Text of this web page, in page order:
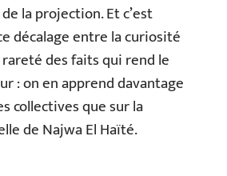
la projection. Et c’est
décalage entre la curiosité
des faits qui rend le
: on en apprend davantage
collectives que sur la
de Najwa El Haïté.